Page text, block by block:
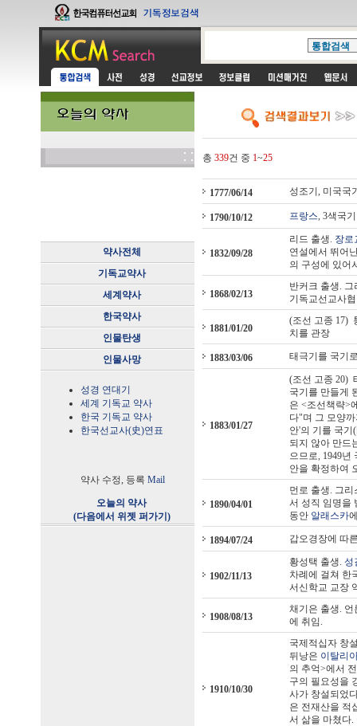
약사전체
기독교약사
세계약사
한국약사
인물탄생
인물사망
성경 연대기
세계 기독교 약사
한국 기독교 약사
한국선교사(史)연표
약사 수정, 등록 Mail
오늘의 약사
(다음에서 위젯 퍼가기)
총 339건 중 1~25
1777/06/14 성조기, 미국국
1790/10/12 프랑스, 3색국
1832/09/28
리드 출생. 장로
연설에서 뛰어
의 구성에 있어
1868/02/13
반커크 출생. 그
기독교선교사
1881/01/20
(조선 고종 17)
치를 관장
1883/03/06 태극기를 국기
1883/01/27
(조선 고종 20)
국기를 만들게
은 <조선책략>
다"며 그 모양
안'의 기를 국기
되지 않아 만드
으므로, 1949년
안을 확정하여
1890/04/01
먼로 출생. 그
서 성직 임명을
동안 알래스카
1894/07/24 갑오경장에 따
1902/11/13
황성택 출생. 성
차례에 걸쳐 한
서신학교 교장
1908/08/13
채기은 출생. 언
에 취임.
1910/10/30
국제적십자 창
뒤낭은 이탈리
의 추억>에서
구의 필요성을
사가 창설되었
은 전재산을 적
서 삶을 마쳤다